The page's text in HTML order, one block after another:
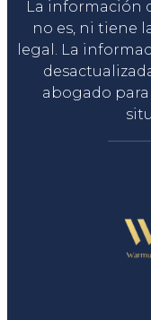
La información
no es, ni tiene
legal. La
abogado para